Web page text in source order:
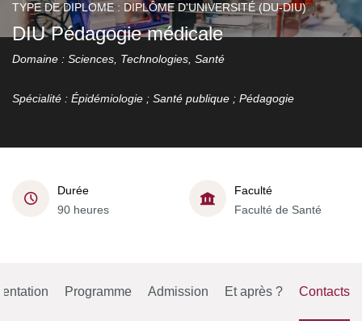
TYPE DE DIPLOME : DIPLÔME D'UNIVERSITÉ (DU-DIU)
DIU Pédagogie médicale
Domaine : Sciences, Technologies, Santé
Spécialité : Épidémiologie ; Santé publique ; Pédagogie
Durée
90 heures
Faculté
Faculté de Santé
Programme Admission Et après ? Contacts